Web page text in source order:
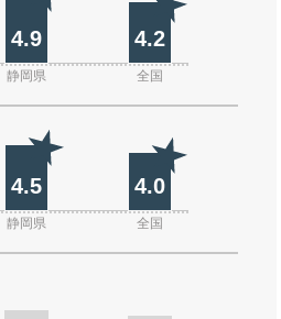
4.9 4.2
静岡県 全国
4.5 4.0
静岡県 全国